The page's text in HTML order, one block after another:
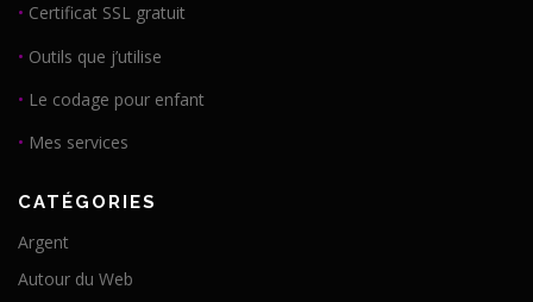
• Certificat SSL gratuit
• Outils que j’utilise
• Le codage pour enfant
• Mes services
CATÉGORIES
Argent
Autour du Web